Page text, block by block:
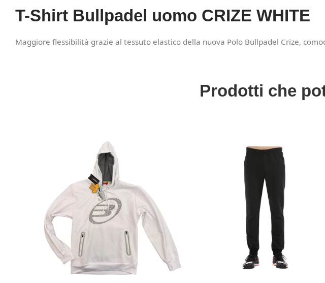
T-Shirt Bullpadel uomo CRIZE WHITE
Maggiore flessibilità grazie al tessuto elastico della nuova Polo Bullpadel Crize,
Prodotti che